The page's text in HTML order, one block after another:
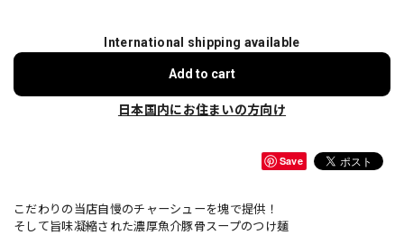
International shipping available
Add to cart
日本国内にお住まいの方向け
Save
こだわりの当店自慢のチャーシューを塊で提供！
そして旨味凝縮された濃厚魚介豚骨スープのつけ麺